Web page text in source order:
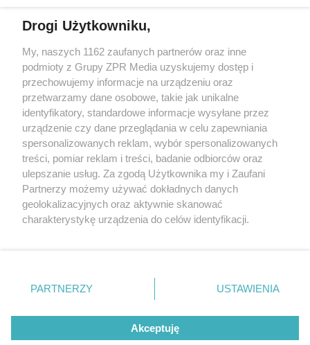
Żaden utwór zamieszczony w serwisie nie może być powielany i
rozpowszechniany lub dalej rozpowszechniany w jakikolwiek sposób (w
tym także elektroniczny lub mechaniczny) na jakimkolwiek polu
eksploatacji w jakiejkolwiek formie, włącznie z umieszczaniem w
Internecie bez pisemnej zgody właściciela praw. Jakiekolwiek użycie lub
wykorzystanie utworów w całości lub w części z naruszeniem prawa,
tzn. bez właściwej zgody, jest zabronione pod groźbą kary i może być
ścigane prawnie.
© 2026 Grupa ZPR Media
Drogi Użytkowniku,
My, naszych 1162 zaufanych partnerów oraz inne
podmioty z Grupy ZPR Media uzyskujemy dostęp i
przechowujemy informacje na urządzeniu oraz
przetwarzamy dane osobowe, takie jak unikalne
identyfikatory, standardowe informacje wysyłane przez
urządzenie czy dane przeglądania w celu zapewniania
spersonalizowanych reklam, wybór spersonalizowanych
treści, pomiar reklam i treści, badanie odbiorców oraz
ulepszanie usług. Za zgodą Użytkownika my i Zaufani
Partnerzy możemy używać dokładnych danych
geolokalizacyjnych oraz aktywnie skanować
charakterystykę urządzenia do celów identyfikacji.
zmienić/wycofać klikając przycisk ustawień prywatności
znajdujący się w lewym dolnym rogu strony
rodzaje przetwarzania danych nie wymagają zgody
użytkownika, ale masz prawo sprzeciwić się takiemu
PARTNERZY USTAWIENIA
Akceptuję